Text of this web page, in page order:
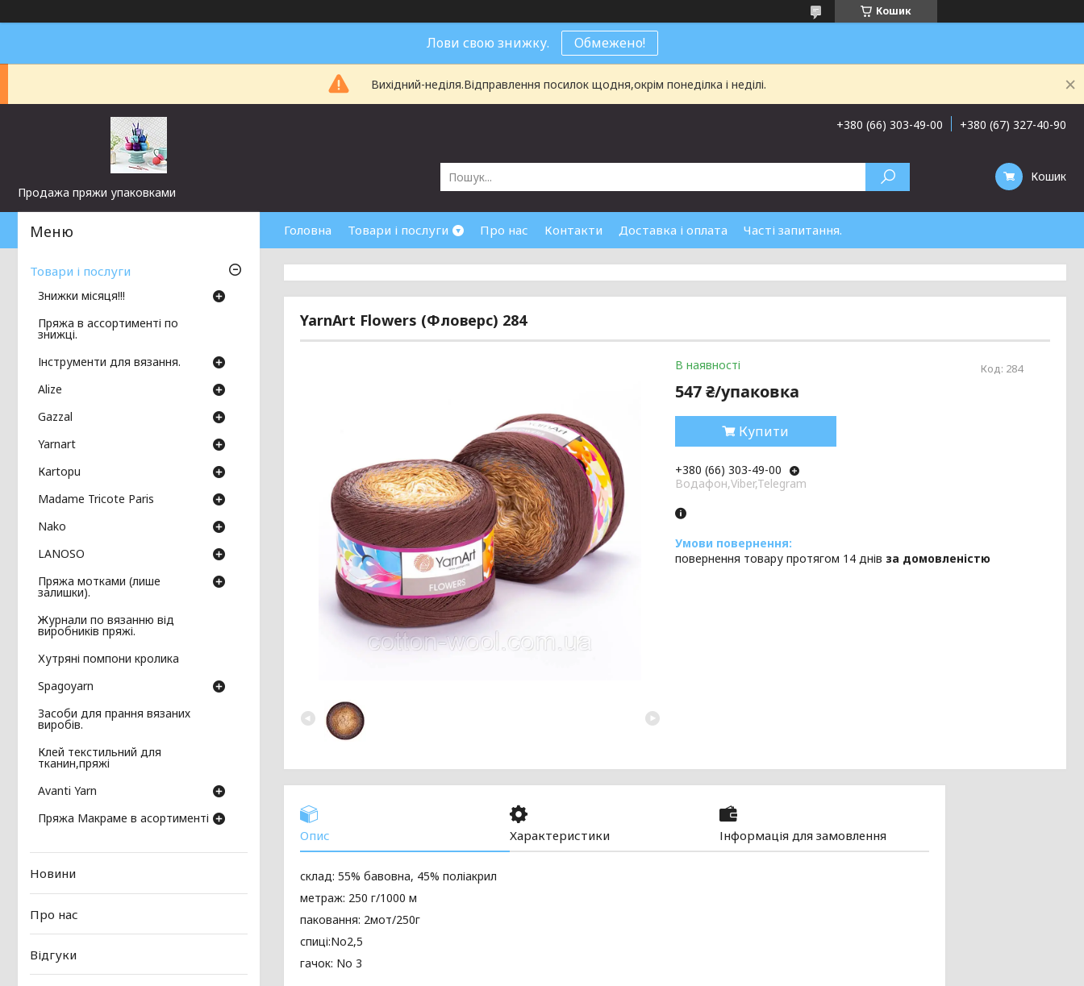
Кошик
Лови свою знижку. Обмежено!
Вихідний-неділя.Відправлення посилок щодня,окрім понеділка і неділі.
Продажа пряжи упаковками
+380 (66) 303-49-00 +380 (67) 327-40-90
Кошик
Головна Товари і послуги Про нас Контакти Доставка і оплата Часті запитання.
YarnArt Flowers (Фловерс) 284
В наявності Код: 284
547 ₴/упаковка
Купити
+380 (66) 303-49-00
Водафон,Viber,Telegram
повернення товару протягом 14 днів за домовленістю
Опис Характеристики Інформація для замовлення
склад: 55% бавовна, 45% поліакрил
метраж: 250 г/1000 м
паковання: 2мот/250г
спиці:No2,5
гачок: No 3
Товари і послуги
Знижки місяця!!!
Пряжа в ассортименті по
знижці.
Інструменти для вязання.
Аlize
Gazzal
Yarnart
Кartopu
Madame Tricote Paris
Nako
LANOSO
Пряжа мотками (лише
залишки).
Журнали по вязанню від
виробників пряжі.
Хутряні помпони кролика
Spagoyarn
Засоби для прання вязаних
виробів.
Клей текстильний для
тканин,пряжі
Avanti Yarn
Пряжа Макраме в асортименті
Новини
Про нас
Відгуки